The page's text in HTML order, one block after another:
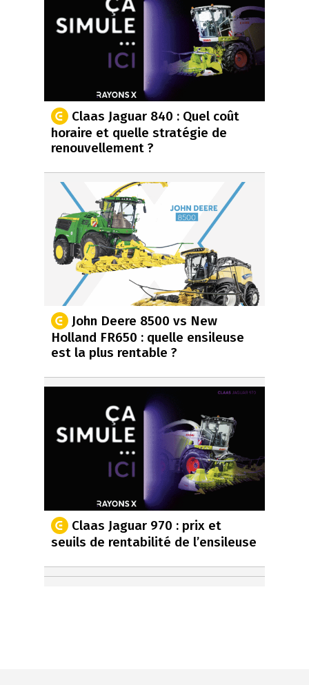
Claas Jaguar 840 : Quel coût
horaire et quelle stratégie de
renouvellement ?
John Deere 8500 vs New
Holland FR650 : quelle ensileuse
est la plus rentable ?
Claas Jaguar 970 : prix et
seuils de rentabilité de l’ensileuse